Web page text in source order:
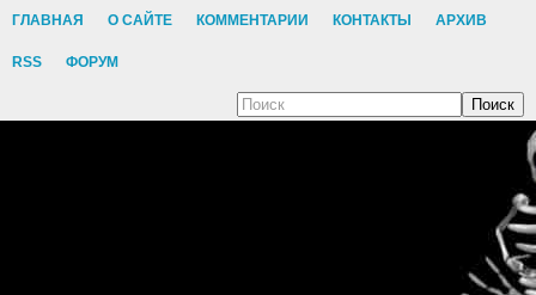
ГЛАВНАЯ О САЙТЕ КОММЕНТАРИИ КОНТАКТЫ АРХИВ
RSS ФОРУМ
Поиск